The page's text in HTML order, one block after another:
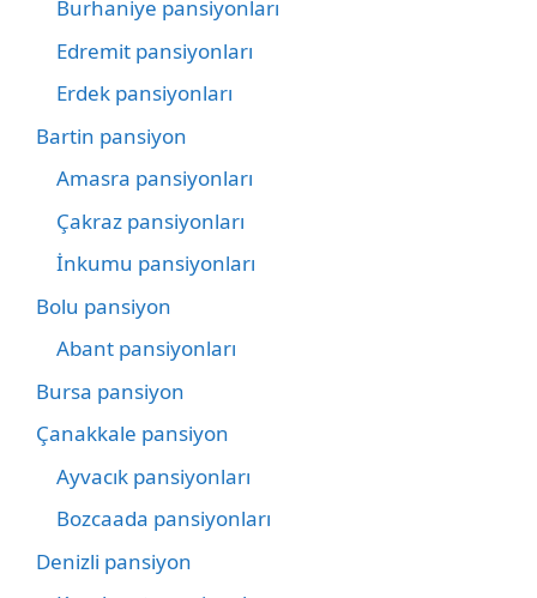
Burhaniye pansiyonları
Edremit pansiyonları
Erdek pansiyonları
Bartin pansiyon
Amasra pansiyonları
Çakraz pansiyonları
İnkumu pansiyonları
Bolu pansiyon
Abant pansiyonları
Bursa pansiyon
Çanakkale pansiyon
Ayvacık pansiyonları
Bozcaada pansiyonları
Denizli pansiyon